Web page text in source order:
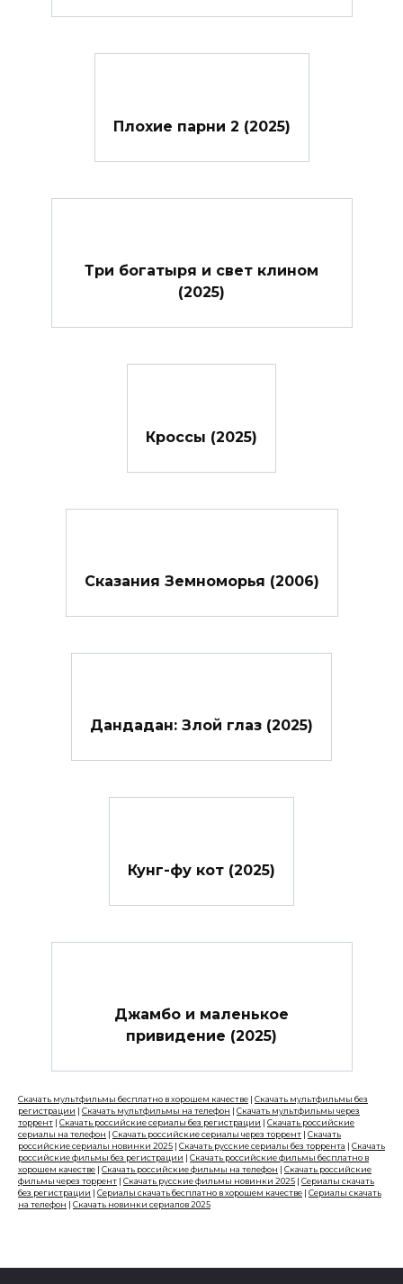
Плохие парни 2 (2025)
Три богатыря и свет клином
(2025)
Кроссы (2025)
Сказания Земноморья (2006)
Дандадан: Злой глаз (2025)
Кунг-фу кот (2025)
Джамбо и маленькое
привидение (2025)
Скачать мультфильмы бесплатно в хорошем качестве | Скачать мультфильмы без
регистрации | Скачать мультфильмы на телефон | Скачать мультфильмы через
торрент | Скачать российские сериалы без регистрации | Скачать российские
сериалы на телефон | Скачать российские сериалы через торрент | Скачать
российские сериалы новинки 2025 | Скачать русские сериалы без торрента | Скачать
российские фильмы без регистрации | Скачать российские фильмы бесплатно в
хорошем качестве | Скачать российские фильмы на телефон | Скачать российские
фильмы через торрент | Скачать русские фильмы новинки 2025 | Сериалы скачать
без регистрации | Сериалы скачать бесплатно в хорошем качестве | Сериалы скачать
на телефон | Скачать новинки сериалов 2025